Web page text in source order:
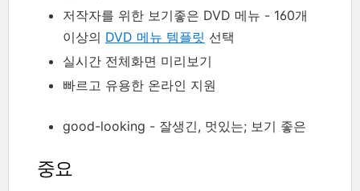
저작자를 위한 보기좋은 DVD 메뉴 - 160개
이상의 DVD 메뉴 템플릿 선택
실시간 전체화면 미리보기
빠르고 유용한 온라인 지원
good-looking - 잘생긴, 멋있는; 보기 좋은
중요